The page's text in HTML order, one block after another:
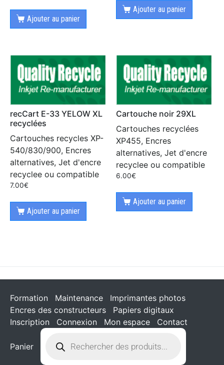
Ajouter au panier
Ajouter au panier
recCart E-33 YELOW XL
recyclées
Cartouches recycles XP-
540/830/900, Encres
alternatives, Jet d'encre
recyclee ou compatible
7.00€
Ajouter au panier
Cartouche noir 29XL
Cartouches recyclées
XP455, Encres
alternatives, Jet d'encre
recyclee ou compatible
6.00€
Ajouter au panier
Formation Maintenance
Imprimantes photos
Encres des constructeurs
Papiers digitaux
Inscription
Connexion Mon espace Contact
Panier